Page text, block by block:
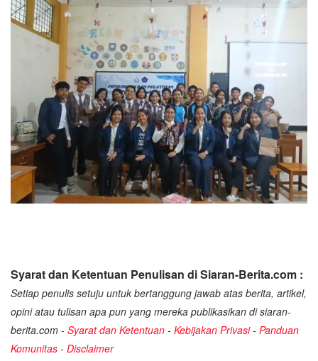
Syarat dan Ketentuan Penulisan di Siaran-Berita.com :
Setiap penulis setuju untuk bertanggung jawab atas berita, artikel,
opini atau tulisan apa pun yang mereka publikasikan di siaran-
berita.com - Syarat dan Ketentuan - Kebijakan Privasi- Panduan
Komunitas - Disclaimer